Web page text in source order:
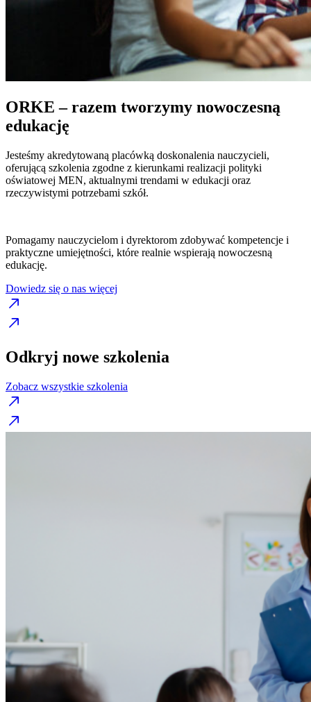
ORKE – razem tworzymy nowoczesną
edukację
Jesteśmy akredytowaną placówką doskonalenia nauczycieli,
oferującą szkolenia zgodne z kierunkami realizacji polityki
oświatowej MEN, aktualnymi trendami w edukacji oraz
rzeczywistymi potrzebami szkół.
Pomagamy nauczycielom i dyrektorom zdobywać kompetencje i
praktyczne umiejętności, które realnie wspierają nowoczesną
edukację.
Dowiedz się o nas więcej
Odkryj nowe szkolenia
Zobacz wszystkie szkolenia